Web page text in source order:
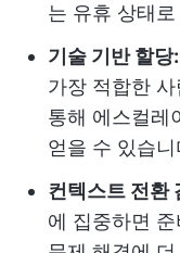
는 유휴 상태
기술 기반 할당:
가장 적합한
통해 에스컬레
얻을 수 있습니
컨텍스트 전환
에 집중하면